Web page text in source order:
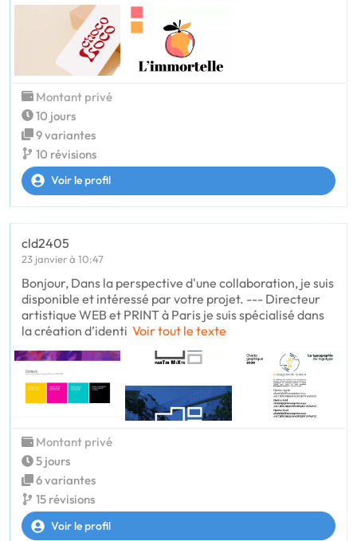
Montant privé
10 jours
9 variantes
10 révisions
Voir le profil
cld2405
23 janvier à 10:47
Bonjour, Dans la perspective d'une collaboration, je suis
disponible et intéressé par votre projet. --- Directeur
artistique WEB et PRINT à Paris je suis spécialisé dans
la création d’identi Voir tout le texte
Montant privé
5 jours
6 variantes
15 révisions
Voir le profil